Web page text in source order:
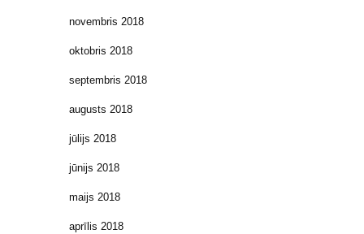
novembris 2018
oktobris 2018
septembris 2018
augusts 2018
jūlijs 2018
jūnijs 2018
maijs 2018
aprīlis 2018